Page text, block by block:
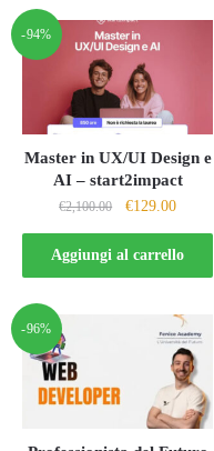
-94%
Master in UX/UI Design e
AI – start2impact
€2,100.00
Il
originale
era:
€129.00Il
attuale
è:
Aggiungi al carrello
-96%